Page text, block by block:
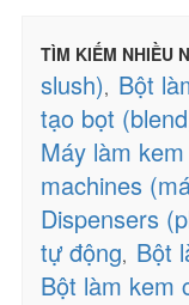
TÌM KIẾM NHIỀU
slush), Bột
tạo bọt
Máy làm
machines
Dispensers
tự động, Bột
Bột làm kem